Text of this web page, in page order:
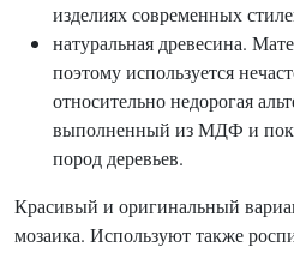
изделиях современных
натуральная древесина.
поэтому используется
относительно недорогая
выполненный из МДФ и
пород деревьев.
Красивый и оригинальный
мозаика. Используют также